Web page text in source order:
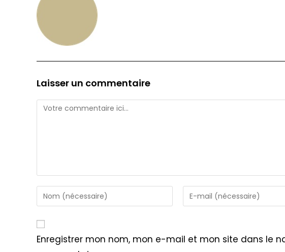
Laisser un commentaire
Comment
Enter
your
or
username
Enter
your
to
Enregistrer mon nom, mon e-mail et mon site dans le